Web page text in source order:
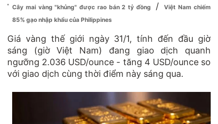
Cây mai vàng "khủng" được rao bán 2 tỷ đồng /
Việt Nam chiếm
85% gạo nhập khẩu của Philippines
Giá vàng thế giới ngày 31/1, tính đến đầu giờ
sáng (giờ Việt Nam) đang giao dịch quanh
ngưỡng 2.036 USD/ounce - tăng 4 USD/ounce so
với giao dịch cùng thời điểm này sáng qua.